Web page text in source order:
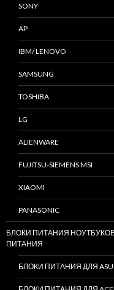
SONY
AP
IBM/ LENOVO
SAMSUNG
TOSHIBA
LG
ALIENWARE
FUJITSU-SIEMENS MSI
XIAOMI
PANASONIC
БЛОКИ ПИТАНИЯ
ПИТАНИЯ
БЛОКИ ПИТАНИЯ ДЛЯ